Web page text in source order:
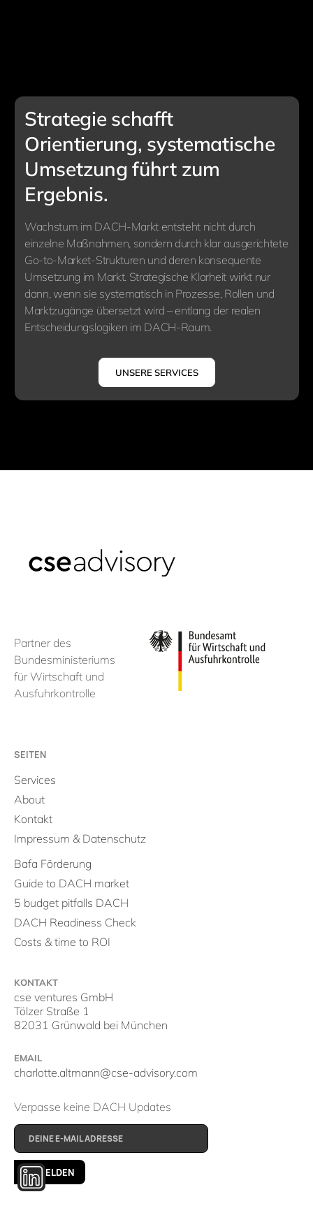
Strategie schafft
Orientierung, systematische
Umsetzung führt zum
Ergebnis.
Wachstum im DACH-Markt entsteht nicht durch
einzelne Maßnahmen, sondern durch klar ausgerichtete
Go-to-Market-Strukturen und deren konsequente
Umsetzung im Markt. Strategische Klarheit wirkt nur
dann, wenn sie systematisch in Prozesse, Rollen und
Marktzugänge übersetzt wird – entlang der realen
Entscheidungslogiken im DACH-Raum.
UNSERE SERVICES
Partner des
Bundesministeriums
für Wirtschaft und
Ausfuhrkontrolle
SEITEN
Services
About
Kontakt
Impressum & Datenschutz
Bafa Förderung
Guide to DACH market
5 budget pitfalls DACH
DACH Readiness Check
Costs & time to ROI
KONTAKT
cse ventures GmbH
Tölzer Straße 1
82031 Grünwald bei München
EMAIL
charlotte.altmann@cse-advisory.com
Verpasse keine DACH Updates